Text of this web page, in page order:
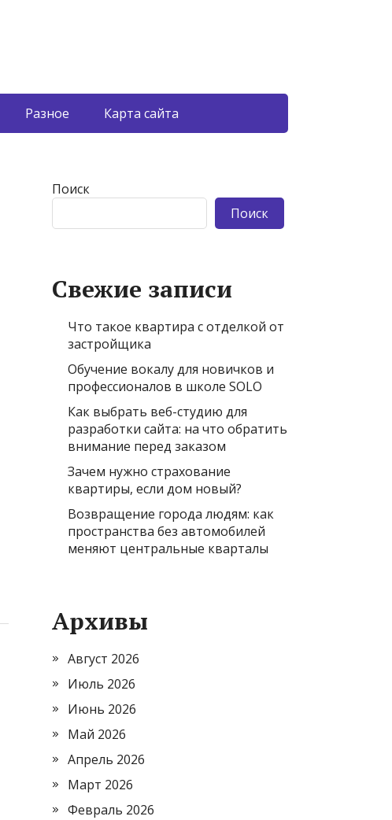
Разное Карта сайта
Поиск
Поиск
Свежие записи
Что такое квартира с отделкой от
застройщика
Обучение вокалу для новичков и
профессионалов в школе SOLO
Как выбрать веб-студию для
разработки сайта: на что обратить
внимание перед заказом
Зачем нужно страхование
квартиры, если дом новый?
Возвращение города людям: как
пространства без автомобилей
меняют центральные кварталы
Архивы
Август 2026
Июль 2026
Июнь 2026
Май 2026
Апрель 2026
Март 2026
Февраль 2026